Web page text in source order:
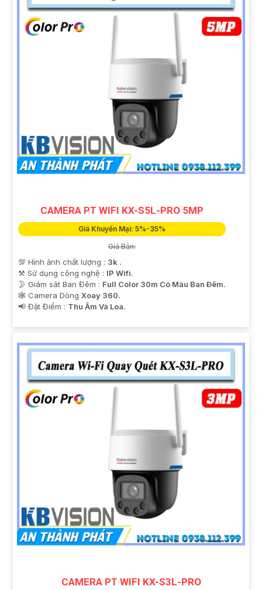
CAMERA PT WIFI KX-S5L-PRO 5MP
Giá Khuyến Mại: 5%-35%
Giá Bán:
💯 Hình ảnh chất lượng : 3k .
⚒ Sử dụng công nghệ : IP Wifi.
🌛 Giám sát Ban Đêm : Full Color 30m Có Màu Ban Ðêm.
🕸️ Camera Dòng Xoay 360.
️📢 Đặt Điểm : Thu Âm Và Loa.
CAMERA PT WIFI KX-S3L-PRO